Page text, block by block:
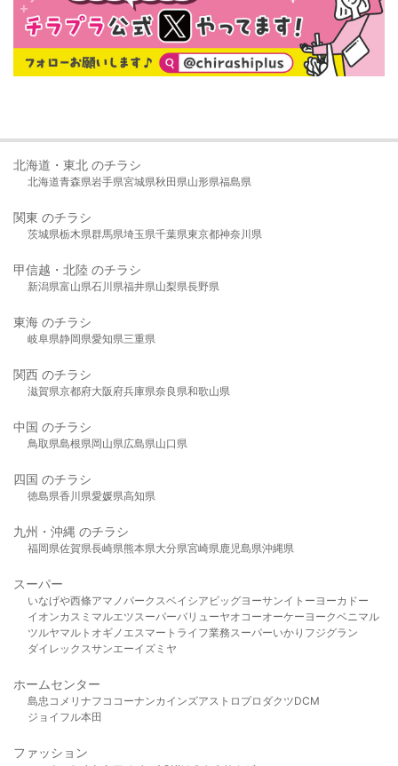
北海道・東北 のチラシ
北海道青森県岩手県宮城県秋田県山形県福島県
関東 のチラシ
茨城県栃木県群馬県埼玉県千葉県東京都神奈川県
甲信越・北陸 のチラシ
新潟県富山県石川県福井県山梨県長野県
東海 のチラシ
岐阜県静岡県愛知県三重県
関西 のチラシ
滋賀県京都府大阪府兵庫県奈良県和歌山県
中国 のチラシ
鳥取県島根県岡山県広島県山口県
四国 のチラシ
徳島県香川県愛媛県高知県
九州・沖縄 のチラシ
福岡県佐賀県長崎県熊本県大分県宮崎県鹿児島県沖縄県
スーパー
いなげや西條アマノパークスベイシア ビッグヨーサンイトーヨーカドー
イオンカスミ マルエツスーパーバリューヤオコーオーケー ヨークベニマル
ツルヤマルト オギノ エスマート ライフ業務スーパーいかり フジグラン
ダイレックスサンエーイズミヤ
ホームセンター
島忠 コメリ ナフコ コーナンカインズアストロプロダクツDCM
ジョイフル本田
ファッション